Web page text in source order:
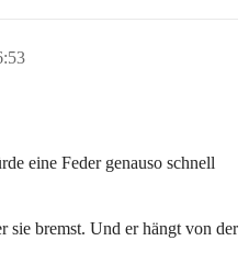
eine Feder genauso schnell
sie bremst. Und er hängt von der